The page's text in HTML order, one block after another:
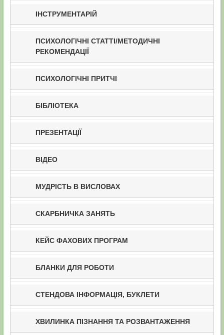
ІНСТРУМЕНТАРІЙ
ПСИХОЛОГІЧНІ СТАТТІ/МЕТОДИЧНІ
РЕКОМЕНДАЦІЇ
ПСИХОЛОГІЧНІ ПРИТЧІ
БІБЛІОТЕКА
ПРЕЗЕНТАЦІЇ
ВІДЕО
МУДРІСТЬ В ВИСЛОВАХ
СКАРБНИЧКА ЗАНЯТЬ
КЕЙС ФАХОВИХ ПРОГРАМ
БЛАНКИ ДЛЯ РОБОТИ
СТЕНДОВА ІНФОРМАЦІЯ, БУКЛЕТИ
ХВИЛИНКА ПІЗНАННЯ ТА РОЗВАНТАЖЕННЯ